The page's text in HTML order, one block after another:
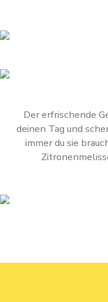
Der erfrischende
deinen Tag und
immer du sie